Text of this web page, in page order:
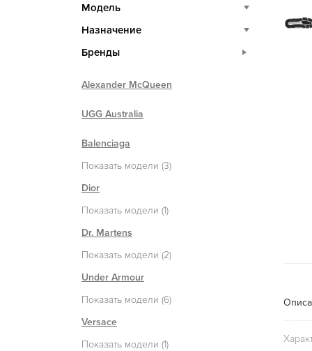
Модель
Назначение
Бренды
Alexander McQueen
UGG Australia
Balenciaga
Показать модели (3)
Dior
Показать модели (1)
Dr. Martens
Показать модели (2)
Under Armour
Показать модели (6)
Versace
Показать модели (1)